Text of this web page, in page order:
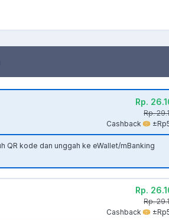
Rp.
Rp.
Cashback
QR kode dan unggah ke eWallet/mBanking
Rp.
Rp.
Cashback